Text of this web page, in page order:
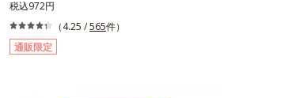
性に不足しがちな栄養素に着目。ぽいっとひと口
補いやすい６種類の「キレイの素」、タブレット
タイプのサプリメントシリーズです。女性の不足
栄養素No.1 鉄分に葉酸をプラス、印象づける晴
税込972円
（4.25 /565件）
通販限定